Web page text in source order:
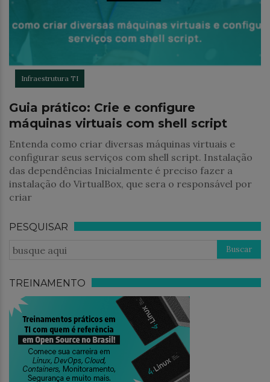
Infraestrutura TI
Guia prático: Crie e configure
máquinas virtuais com shell script
Entenda como criar diversas máquinas virtuais e
configurar seus serviços com shell script. Instalação
das dependências Inicialmente é preciso fazer a
instalação do VirtualBox, que sera o responsável por
criar
PESQUISAR
TREINAMENTO